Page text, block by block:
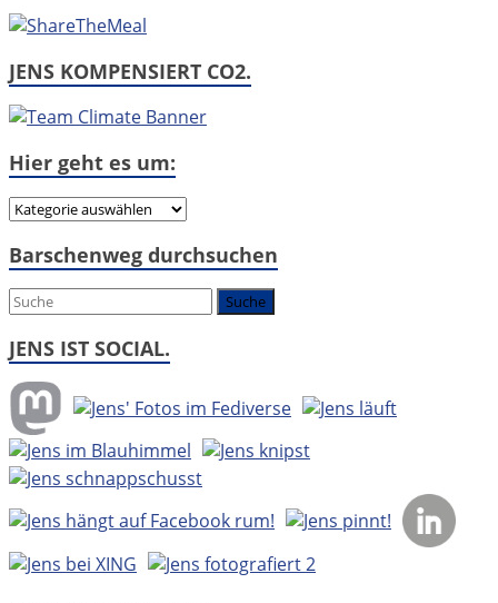
JENS KOMPENSIERT CO2.
Hier geht es um:
Hier
es
Barschenweg durchsuchen
JENS IST SOCIAL.